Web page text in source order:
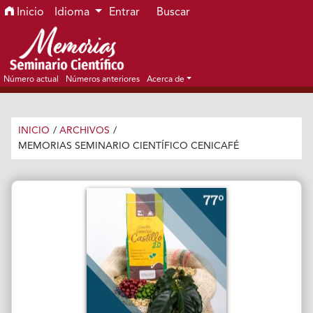
Ir al menú de navegación principal
Ir al contenido principal
Ir al pie de página del sitio
Inicio Idioma Entrar Buscar
Número actual Números anteriores Acerca de
INICIO / ARCHIVOS /
MEMORIAS SEMINARIO CIENTÍFICO CENICAFÉ